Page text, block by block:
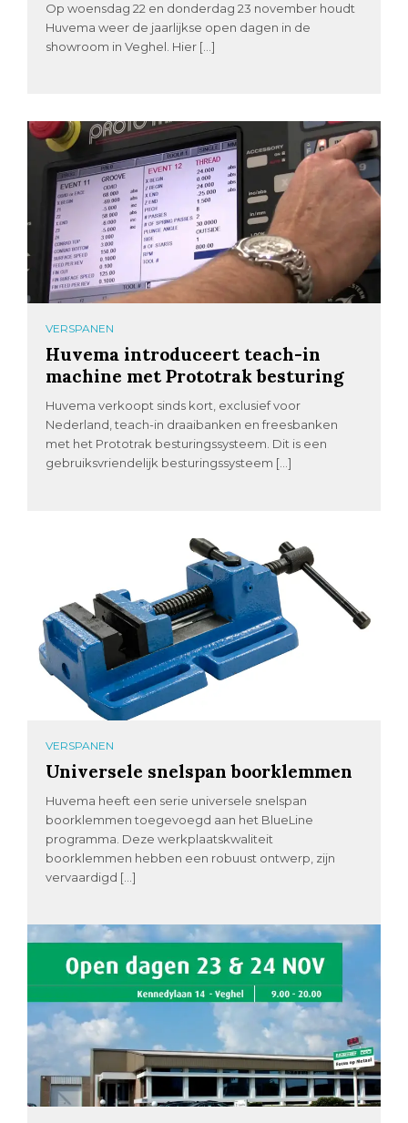
Op woensdag 22 en donderdag 23 november houdt
Huvema weer de jaarlijkse open dagen in de
showroom in Veghel. Hier […]
VERSPANEN
Huvema introduceert teach-in
machine met Prototrak besturing
Huvema verkoopt sinds kort, exclusief voor
Nederland, teach-in draaibanken en freesbanken
met het Prototrak besturingssysteem. Dit is een
gebruiksvriendelijk besturingssysteem […]
VERSPANEN
Universele snelspan boorklemmen
Huvema heeft een serie universele snelspan
boorklemmen toegevoegd aan het BlueLine
programma. Deze werkplaatskwaliteit
boorklemmen hebben een robuust ontwerp, zijn
vervaardigd […]